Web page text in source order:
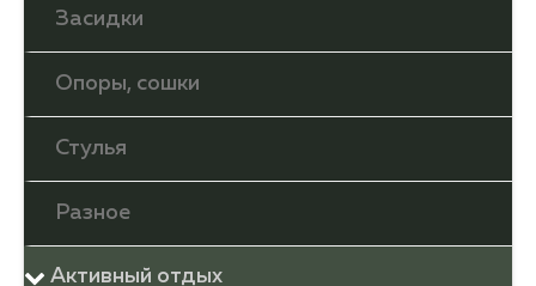
Засидки
Опоры, сошки
Стулья
Разное
Активный отдых